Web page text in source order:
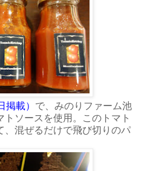
掲載） で、みのりファーム池
ソースを使用。このトマト
、混ぜるだけで飛び切りのパ